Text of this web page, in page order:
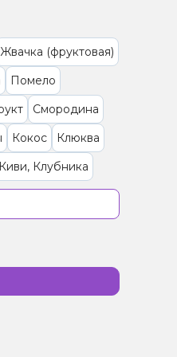
Жвачка (фруктовая)
Помело
Смородина
Кокос
Клюква
Киви, Клубника
Ягоды